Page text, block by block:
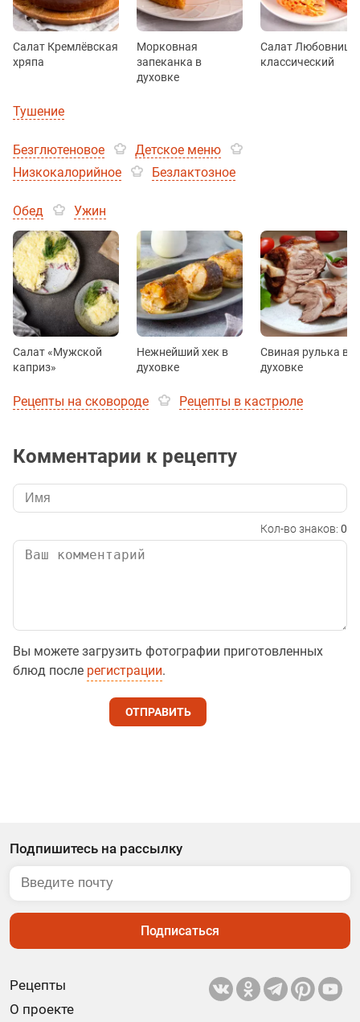
Салат Кремлёвская
хряпа
Морковная
запеканка в
духовке
Салат Любовница
классический
Тушение
Безглютеновое
Детское меню
Низкокалорийное
Безлактозное
Обед Ужин
Салат «Мужской
каприз»
Нежнейший хек в
духовке
Свиная рулька в
духовке
Рецепты на сковороде Рецепты в кастрюле
Комментарии к рецепту
Кол-во знаков: 0
Вы можете загрузить фотографии приготовленных
блюд после регистрации.
ОТПРАВИТЬ
Рецепты
О проекте
Подпишитесь на рассылку
Подписаться